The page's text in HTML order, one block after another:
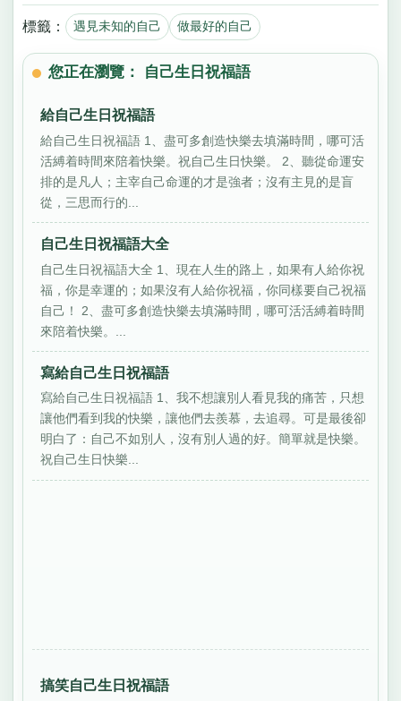
標籤： 遇見未知的自己 做最好的自己
您正在瀏覽： 自己生日祝福語
給自己生日祝福語
給自己生日祝福語 1、盡可多創造快樂去填滿時間，哪可活
活縛着時間來陪着快樂。祝自己生日快樂。 2、聽從命運安
排的是凡人；主宰自己命運的才是強者；沒有主見的是盲
從，三思而行的...
自己生日祝福語大全
自己生日祝福語大全 1、現在人生的路上，如果有人給你祝
福，你是幸運的；如果沒有人給你祝福，你同樣要自己祝福
自己！ 2、盡可多創造快樂去填滿時間，哪可活活縛着時間
來陪着快樂。...
寫給自己生日祝福語
寫給自己生日祝福語 1、我不想讓別人看見我的痛苦，只想
讓他們看到我的快樂，讓他們去羨慕，去追尋。可是最後卻
明白了：自己不如別人，沒有別人過的好。簡單就是快樂。
祝自己生日快樂...
搞笑自己生日祝福語